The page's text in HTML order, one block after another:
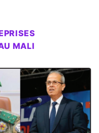
MALI